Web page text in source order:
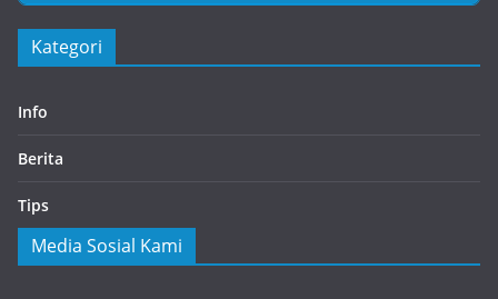
Kategori
Info
Berita
Tips
Media Sosial Kami